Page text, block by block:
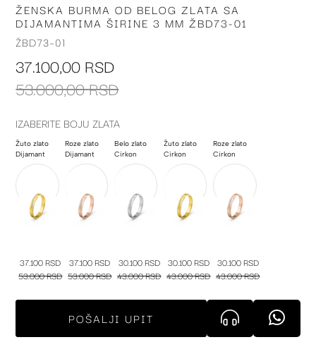
Skip
to
the
of
images
ŽENSKA BURMA OD BELOG ZLATA SA
DIJAMANTIMA ŠIRINE 3 MM ŽBD73-01
ŽBD73-01
37.100,00 RSD
53.000,00 RSD
IZABERITE BOJU ZLATA
Žuto zlato
Dijamant
37.100 RSD
53.000 RSD
Roze zlato
Dijamant
37.100 RSD
53.000 RSD
Belo zlato
Cirkon
30.100 RSD
43.000 RSD
Žuto zlato
Cirkon
30.100 RSD
43.000 RSD
Roze zlato
Cirkon
30.100 RSD
43.000 RSD
POŠALJI UPIT